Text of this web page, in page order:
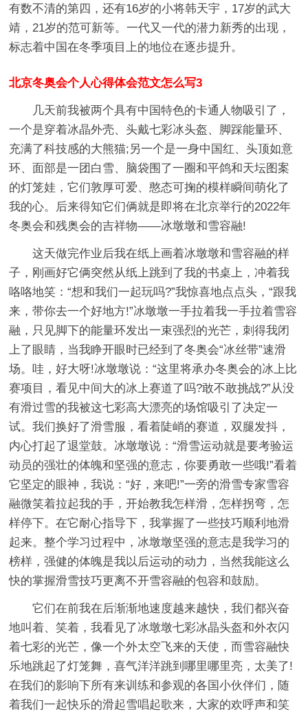
有数不清的第四，还有16岁的小将韩天宇，17岁的武大
靖，21岁的范可新等。一代又一代的潜力新秀的出现，
标志着中国在冬季项目上的地位在逐步提升。
北京冬奥会个人心得体会范文怎么写3
几天前我被两个具有中国特色的卡通人物吸引了，
一个是穿着冰晶外壳、头戴七彩冰头盔、脚踩能量环、
充满了科技感的大熊猫;另一个是一身中国红、头顶如意
环、面部是一团白雪、脑袋围了一圈和平鸽和天坛图案
的灯笼娃，它们敦厚可爱、憨态可掬的模样瞬间萌化了
我的心。后来得知它们俩就是即将在北京举行的2022年
冬奥会和残奥会的吉祥物——冰墩墩和雪容融!
这天做完作业后我在纸上画着冰墩墩和雪容融的样
子，刚画好它俩突然从纸上跳到了我的书桌上，冲着我
咯咯地笑：“想和我们一起玩吗?”我惊喜地点点头，“跟我
来，带你去一个好地方!”冰墩墩一手拉着我一手拉着雪容
融，只见脚下的能量环发出一束强烈的光芒，刺得我闭
上了眼睛，当我睁开眼时已经到了冬奥会“冰丝带”速滑
场。哇，好大呀!冰墩墩说：“这里将承办冬奥会的冰上比
赛项目，看见中间大的冰上赛道了吗?敢不敢挑战?”从没
有滑过雪的我被这七彩高大漂亮的场馆吸引了决定一
试。我们换好了滑雪服，看着陡峭的赛道，双腿发抖，
内心打起了退堂鼓。冰墩墩说：“滑雪运动就是要考验运
动员的强壮的体魄和坚强的意志，你要勇敢一些哦!”看着
它坚定的眼神，我说：“好，来吧!”一旁的滑雪专家雪容
融微笑着拉起我的手，开始教我怎样滑，怎样拐弯，怎
样停下。在它耐心指导下，我掌握了一些技巧顺利地滑
起来。整个学习过程中，冰墩墩坚强的意志是我学习的
榜样，强健的体魄是我以后运动的动力，当然我能这么
快的掌握滑雪技巧更离不开雪容融的包容和鼓励。
它们在前我在后渐渐地速度越来越快，我们都兴奋
地叫着、笑着，我看见了冰墩墩七彩冰晶头盔和外衣闪
着七彩的光芒，像一个外太空飞来的天使，而雪容融快
乐地跳起了灯笼舞，喜气洋洋跳到哪里哪里亮，太美了!
在我们的影响下所有来训练和参观的各国小伙伴们，随
着我们一起快乐的滑起雪唱起歌来，大家的欢呼声和笑